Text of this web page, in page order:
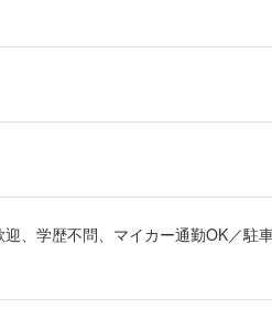
、学歴不問、マイカー通勤OK／駐